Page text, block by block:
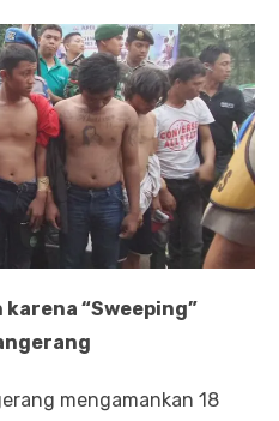
karena “Sweeping”
mengamankan 18